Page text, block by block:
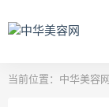
当前位置： 中华美容网